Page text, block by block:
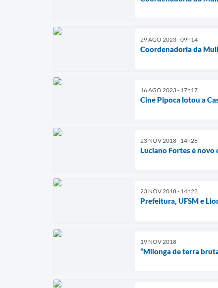
29 AGO 2023 - 09h14
Coordenadoria da
16 AGO 2023 - 17h17
Cine Pipoca lotou a
23 NOV 2018 - 14h26
Luciano Fortes é
23 NOV 2018 - 14h23
Prefeitura, UFSM e
19 NOV 2018
“Milonga de terra